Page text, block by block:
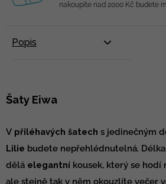
nakoupíte nad 2000 Kč budete
Popis
Šaty Eiwa
V přiléhavých šatech s jedinečným
Lilie budete nepřehlédnutelná.
dělá elegantní kousek, který se hodí
ale stejně tak v něm okouzlíte večer